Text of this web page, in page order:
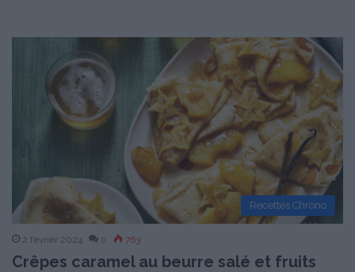
Recettes Chrono
2 février 2024 0 763
Crêpes caramel au beurre salé et fruits